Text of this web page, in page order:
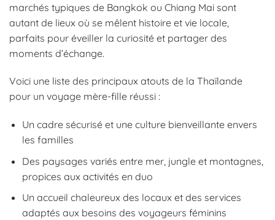
marchés typiques de Bangkok ou Chiang Mai sont
autant de lieux où se mêlent histoire et vie locale,
parfaits pour éveiller la curiosité et partager des
moments d’échange.
Voici une liste des principaux atouts de la Thaïlande
pour un voyage mère-fille réussi :
Un cadre sécurisé et une culture bienveillante envers
les familles
Des paysages variés entre mer, jungle et montagnes,
propices aux activités en duo
Un accueil chaleureux des locaux et des services
adaptés aux besoins des voyageurs féminins